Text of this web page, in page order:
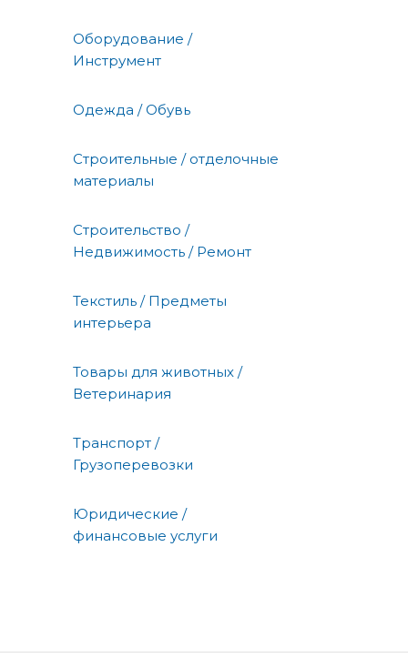
Оборудование /
Инструмент
Одежда / Обувь
Строительные / отделочные
материалы
Строительство /
Недвижимость / Ремонт
Текстиль / Предметы
интерьера
Товары для животных /
Ветеринария
Транспорт /
Грузоперевозки
Юридические /
финансовые услуги